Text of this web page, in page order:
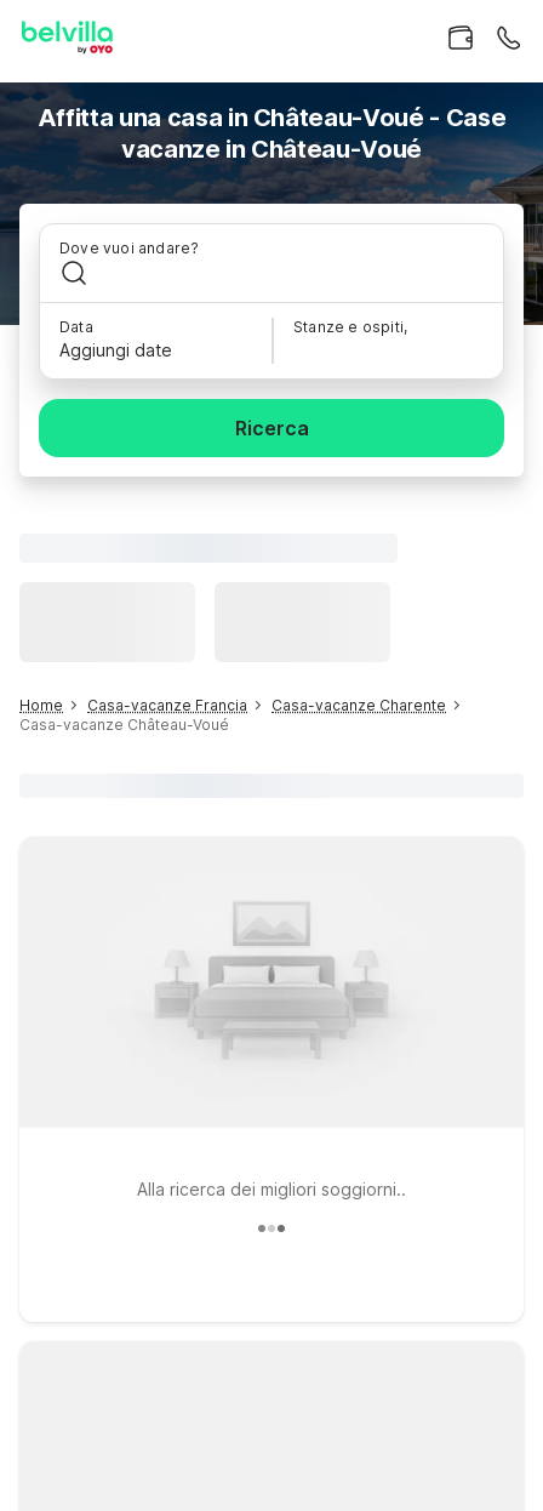
Affitta una casa in Château-Voué - Case
vacanze in Château-Voué
Dove vuoi andare?
Data
Aggiungi date
Stanze e ospiti,
Ricerca
Home Casa-vacanze Francia
Casa-vacanze Charente
Casa-vacanze Château-Voué
Alla ricerca dei migliori soggiorni..